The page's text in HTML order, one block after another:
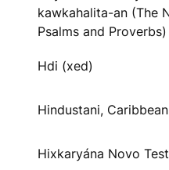
kawkahalita-an (The
Psalms and
Hdi (xed)
Hindustani,
Hixkaryána Novo